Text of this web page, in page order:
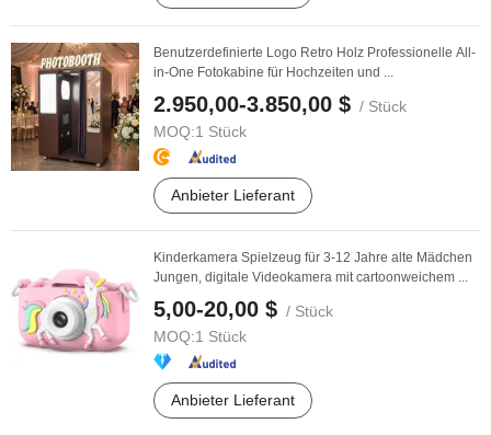
Benutzerdefinierte Logo Retro Holz Professionelle All-
in-One Fotokabine für Hochzeiten und ...
2.950,00-3.850,00 $ / Stück
MOQ:1 Stück
Anbieter Lieferant
Kinderkamera Spielzeug für 3-12 Jahre alte Mädchen
Jungen, digitale Videokamera mit cartoonweichem ...
5,00-20,00 $ / Stück
MOQ:1 Stück
Anbieter Lieferant